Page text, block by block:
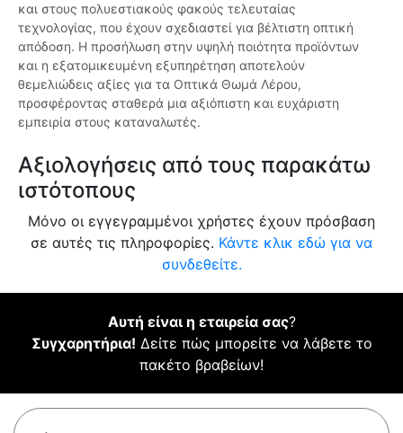
και στους πολυεστιακούς φακούς τελευταίας
τεχνολογίας, που έχουν σχεδιαστεί για βέλτιστη οπτική
απόδοση. Η προσήλωση στην υψηλή ποιότητα προϊόντων
και η εξατομικευμένη εξυπηρέτηση αποτελούν
θεμελιώδεις αξίες για τα Οπτικά Θωμά Λέρου,
προσφέροντας σταθερά μια αξιόπιστη και ευχάριστη
εμπειρία στους καταναλωτές.
Αξιολογήσεις από τους παρακάτω
ιστότοπους
Μόνο οι εγγεγραμμένοι χρήστες έχουν πρόσβαση
σε αυτές τις πληροφορίες. Κάντε κλικ εδώ για να
συνδεθείτε.
Αυτή είναι η εταιρεία σας?
Συγχαρητήρια! Δείτε πώς μπορείτε να λάβετε το
πακέτο βραβείων!